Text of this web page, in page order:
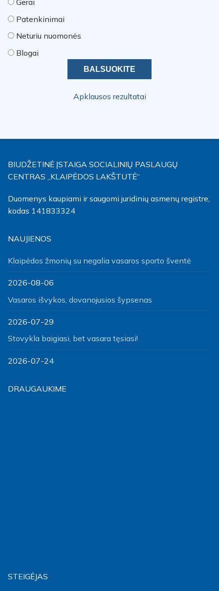
Patenkinimai
Neturiu nuomonės
Blogai
Apklausos rezultatai
BIUDŽETINĖ ĮSTAIGA SOCIALINIŲ PASLAUGŲ
CENTRAS „KLAIPĖDOS LAKŠTUTĖ“
Duomenys kaupiami ir saugomi juridinių asmenų registre,
kodas 141833324
NAUJIENOS
Klaipėdos žmonių su negalia vasaros sporto šventė
2026-08-06
Vasaros išvykos, dovanojusios šypsenas
2026-07-29
Stovykla baigiasi, bet vasara tęsiasi!
2026-07-24
DRAUGAUKIME
STEIGĖJAS